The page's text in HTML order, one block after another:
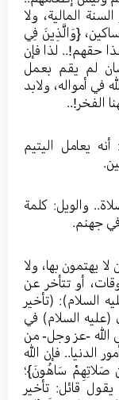
المالية، ولا
{وَالَّذِينَ فِي
حقهم!.. لذا فإن
لم يقم بعمل
أمواله، ولابد
الفخر!..
يعامل اليتيم
والويل: كلمة
جهنم.
يهتمون بها، ولا
أو تتأخر عن
السلام): (تأخير
(عليه السلام) في
الله -عز وجل- من
الدنيا.. فإن الله
صَلاتِهِمْ سَاهُونَ}؛
يقول قائل: تأخير